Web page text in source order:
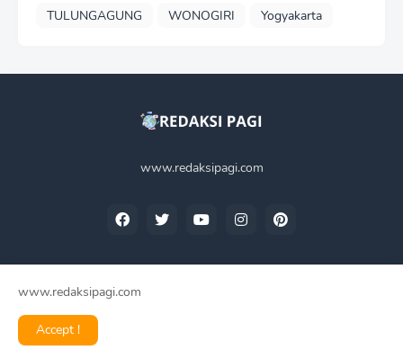
TULUNGAGUNG
WONOGIRI Yogyakarta
www.redaksipagi.com
Home Tentang Kami
www.redaksipagi.com
Accept !